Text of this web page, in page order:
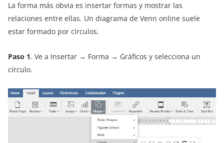
La forma más obvia es insertar formas y mostrar las
relaciones entre ellas. Un diagrama de Venn online suele
estar formado por círculos.
Paso 1. Ve a Insertar → Forma → Gráficos y selecciona un
círculo.